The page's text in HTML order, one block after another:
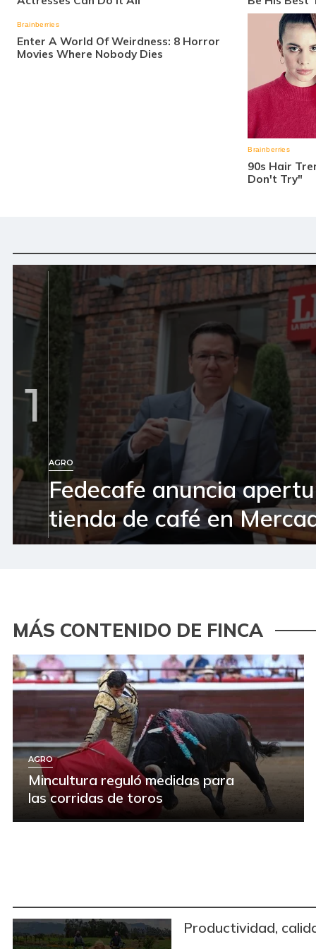
1
AGRO
Fedecafe anuncia
tienda de café en
MÁS CONTENIDO DE FINCA
AGRO
Mincultura reguló medidas para
las corridas de toros
Productividad,